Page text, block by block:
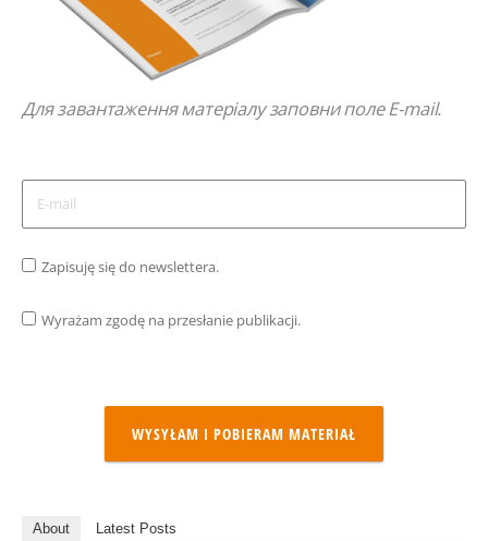
Для завантаження матеріалу заповни поле E-mail.
Zapisuję się do newslettera.
Wyrażam zgodę na przesłanie publikacji.
WYSYŁAM I POBIERAM MATERIAŁ
About Latest Posts